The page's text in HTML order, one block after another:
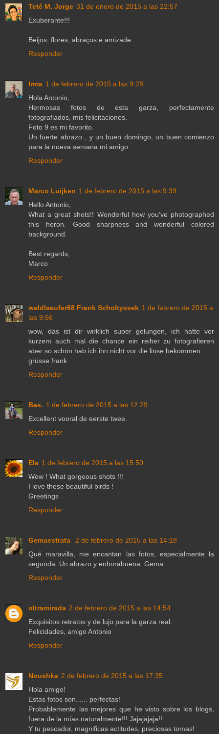
Teté M. Jorge 31 de enero de 2015 a las 22:57
Exuberante!!!
Beijos, flores, abraços e amizade.
Responder
Irma 1 de febrero de 2015 a las 9:28
Hola Antonio,
Hermosas fotos de esta garza, perfectamente
fotografiados, mis felicitaciones.
Foto 9 es mi favorito.
Un fuerte abrazo , y un buen domingo, un buen comienzo
para la nueva semana mi amigo.
Responder
Marco Luijken 1 de febrero de 2015 a las 9:39
Hello Antonio,
What a great shots!! Wonderful how you've photographed
this heron. Good sharpness and wonderful colored
background.
Best regards,
Marco
Responder
waldlaeufer68 Frank Scholtyssek 1 de febrero de 2015 a
las 9:56
wow, das ist dir wirklich super gelungen, ich hatte vor
kurzem auch mal die chance ein reiher zu fotografieren
aber so schön hab ich ihn nicht vor die linse bekommen
grüsse frank
Responder
Bas. 1 de febrero de 2015 a las 12:29
Excellent vooral de eerste twee.
Responder
Ela 1 de febrero de 2015 a las 15:50
Wow ! What gorgeous shots !!!
I love these beautiful birds !
Greetings
Responder
Gemaestrata
2 de febrero de 2015 a las 14:18
Qué maravilla, me encantan las fotos, especialmente la
segunda. Un abrazo y enhorabuena. Gema
Responder
oltramirada 2 de febrero de 2015 a las 14:54
Exquisitos retratos y de lujo para la garza real.
Felicidades, amigo Antonio
Responder
Noushka 2 de febrero de 2015 a las 17:35
Hola amigo!
Estas fotos son...... perfectas!
Probablemente las mejores que he visto sobre los blogs,
fuera de la mías naturalmente!!! Jajajajaja!!
Y tu pescador, magnificas actitudes, preciosas tomas!